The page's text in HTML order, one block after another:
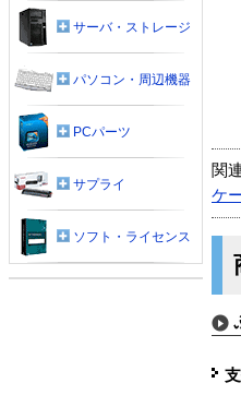
関
ケ
サーバ・ストレージ
パソコン・周辺機器
PCパーツ
サプライ
ソフト・ライセンス